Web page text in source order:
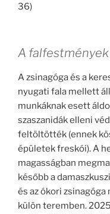
36)
A
A zsinagóga és a
nyugati fala mellett
munkáknak esett
szaszanidák elleni
feltöltötték (ennek
épületek freskói). A
magasságban
később a
és az ókori
külön teremben.